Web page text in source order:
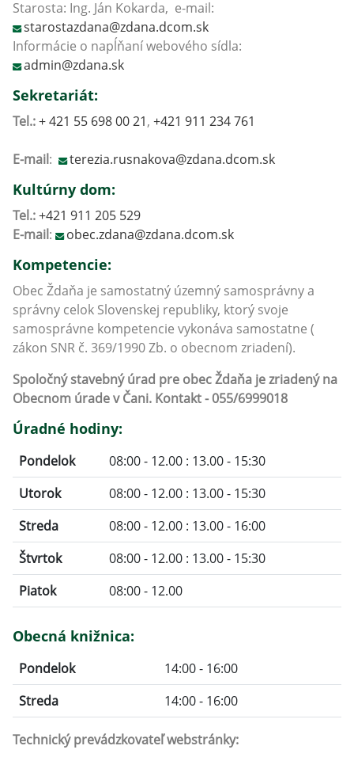
Starosta: Ing. Ján Kokarda, e-mail:
starostazdana@zdana.dcom.sk
Informácie o napĺňaní webového sídla:
admin@zdana.sk
Sekretariát:
Tel.:+ 421 55 698 00 21, +421 911 234 761
E-mail: terezia.rusnakova@zdana.dcom.sk
Kultúrny dom:
Tel.:+421 911 205 529
E-mail: obec.zdana@zdana.dcom.sk
Kompetencie:
Obec Ždaňa je samostatný územný samosprávny a
správny celok Slovenskej republiky, ktorý svoje
samosprávne kompetencie vykonáva samostatne (
zákon SNR č. 369/1990 Zb. o obecnom zriadení).
Spoločný stavebný úrad pre obec Ždaňa je zriadený na
Obecnom úrade v Čani. Kontakt -055/6999018
Úradné hodiny:
Pondelok
08:00 - 12.00 : 13.00 - 15:30
Utorok
08:00 - 12.00 : 13.00 - 15:30
Streda
08:00 - 12.00 : 13.00 - 16:00
Štvrtok
08:00 - 12.00 : 13.00 - 15:30
Piatok
08:00 - 12.00
Obecná knižnica:
Pondelok
14:00 - 16:00
Streda
14:00 - 16:00
Technický prevádzkovateľ webstránky: